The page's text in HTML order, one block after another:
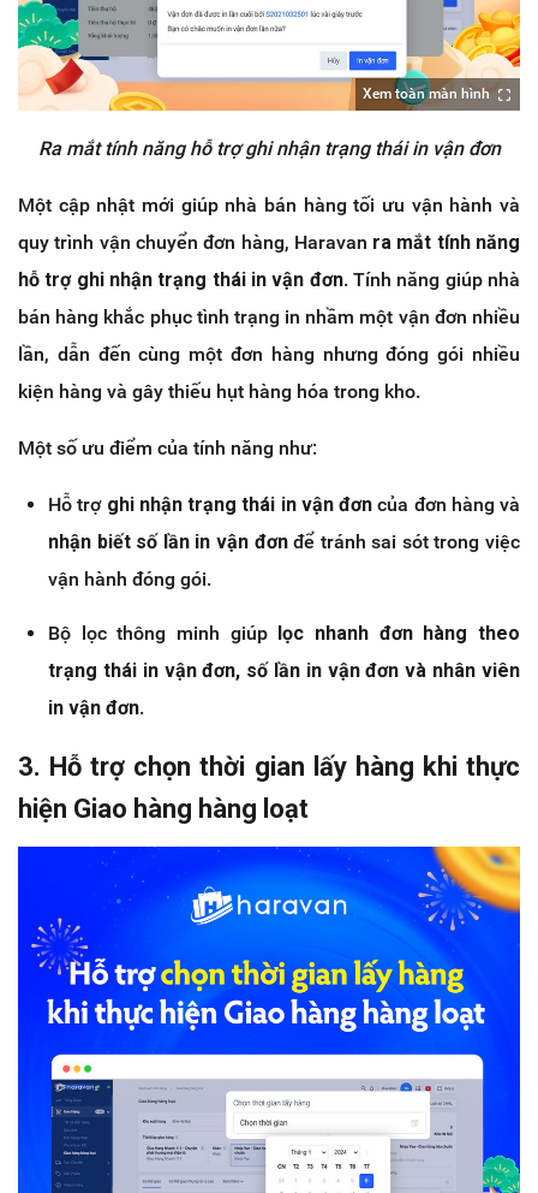
Xem toàn màn hình
Ra mắt tính năng hỗ trợ ghi nhận trạng thái in vận đơn
Một cập nhật mới giúp nhà bán hàng tối ưu vận hành và
quy trình vận chuyển đơn hàng, Haravan ra mắt tính năng
hỗ trợ ghi nhận trạng thái in vận đơn. Tính năng giúp nhà
bán hàng khắc phục tình trạng in nhầm một vận đơn nhiều
lần, dẫn đến cùng một đơn hàng nhưng đóng gói nhiều
kiện hàng và gây thiếu hụt hàng hóa trong kho.
Một số ưu điểm của tính năng như:
Hỗ trợ ghi nhận trạng thái in vận đơn của đơn hàng và
nhận biết số lần in vận đơnđể tránh sai sót trong việc
vận hành đóng gói.
Bộ lọc thông minh giúp lọc nhanh đơn hàng theo
trạng thái in vận đơn, số lần in vận đơn và nhân viên
in vận đơn.
3. Hỗ trợ chọn thời gian lấy hàng khi thực
hiện Giao hàng hàng loạt